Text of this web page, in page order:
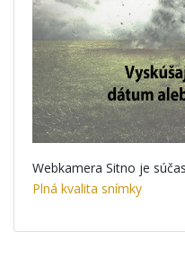
Webkamera Sitno je
Plná kvalita snímky